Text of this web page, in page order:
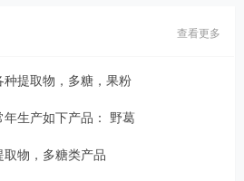
查看更多
提取物，多糖，果粉
生产如下产品： 野葛
物，多糖类产品